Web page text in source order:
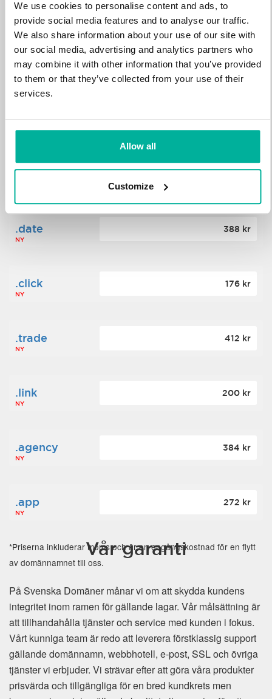
We use cookies to personalise content and ads, to
provide social media features and to analyse our traffic.
We also share information about your use of our site with
our social media, advertising and analytics partners who
may combine it with other information that you’ve provided
to them or that they’ve collected from your use of their
services.
Allow all
Customize
.tech
NY
700 kr
.win
NY
388 kr
.bid
NY
388 kr
.science 364 kr
.date
NY
388 kr
.click
NY
176 kr
.trade
NY
412 kr
.link
NY
200 kr
.agency
NY
384 kr
.app
NY
272 kr
*Priserna inkluderar moms och är en engångskostnad för en flytt
av domännamnet till oss.
Vår garanti
På Svenska Domäner månar vi om att skydda kundens
integritet inom ramen för gällande lagar. Vår målsättning är
att tillhandahålla tjänster och service med kunden i fokus.
Vårt kunniga team är redo att leverera förstklassig support
gällande domännamn, webbhotell, e-post, SSL och övriga
tjänster vi erbjuder. Vi strävar efter att göra våra produkter
prisvärda och tillgängliga för en bred kundkrets men